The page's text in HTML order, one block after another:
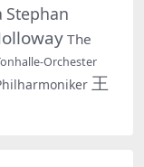
Stephan
The
Orchester
王